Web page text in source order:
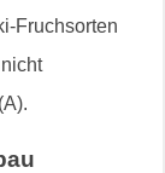
Fruchsorten